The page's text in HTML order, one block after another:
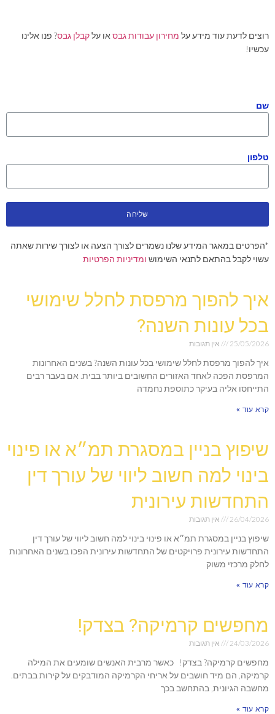
רוצים לדעת עוד מידע על מחירון עבודות גבס או עלקבלן גבס? פנו אלינו
עכשיו!
שם
טלפון
שליחה
*הפרטים במאגר המידע שלנו נשמרים לצורך הצעה או לצורך שירות שאתה
עשוי לקבל בהתאם לתנאי השימוש ומדיניות הפרטיות
איך להפוך מרפסת לחלל שימושי
בכל עונות השנה?
25/05/2026 אין תגובות
איך להפוך מרפסת לחלל שימושי בכל עונות השנה? בשנים האחרונות
המרפסת הפכה לאחד האזורים החשובים ביותר בבית. אם בעבר רבים
התייחסו אליה בעיקר כתוספת נחמדה
קרא עוד »
שיפוץ בניין במסגרת תמ״א או פינוי
בינוי למה חשוב ליווי של עורך דין
התחדשות עירונית
26/04/2026 אין תגובות
שיפוץ בניין במסגרת תמ״א או פינוי בינוי למה חשוב ליווי של עורך דין
התחדשות עירונית פרויקטים של התחדשות עירונית הפכו בשנים האחרונות
לחלק מרכזי משוק
קרא עוד »
מחפשים קרמיקה? בצדק!
24/03/2026 אין תגובות
מחפשים קרמיקה? בצדק! כאשר מרבית האנשים שומעים את המילה
קרמיקה, הם מיד חושבים על אריחי הקרמיקה המודבקים על קירות בבתים.
מחשבה הגיונית, בהתחשב בכך
קרא עוד »